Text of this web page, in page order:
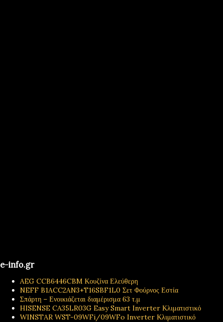
e-info.gr
AEG CCB6446CBM Κουζίνα Ελεύθερη
NEFF B1ACC2AN3+T16SBF1L0 Σετ Φούρνος Εστία
Σπάρτη – Ενοικιάζεται διαμέρισμα 63 τ.μ
HISENSE CA35LR03G Easy Smart Inverter Κλιματιστικό
WINSTAR WST-09WFi/09WFo Inverter Κλιματιστικό